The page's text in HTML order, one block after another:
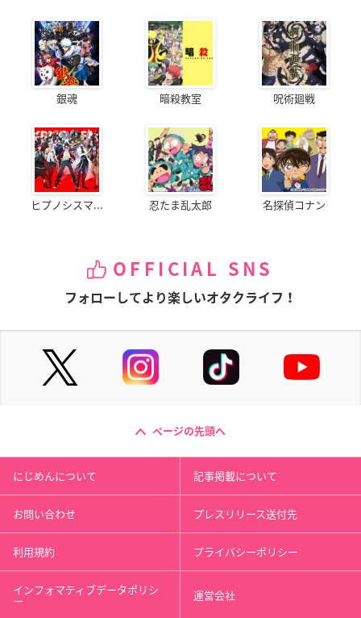
銀魂 暗殺教室 呪術廻戦
ヒプノシスマ... 忍たま乱太郎 名探偵コナン
OFFICIAL SNS
フォローしてより楽しいオタクライフ！
ページの先頭へ
にじめんについて 記事掲載について
お問い合わせ プレスリリース送付先
利用規約 プライバシーポリシー
インフォマティブデータポリシ
ー 運営会社